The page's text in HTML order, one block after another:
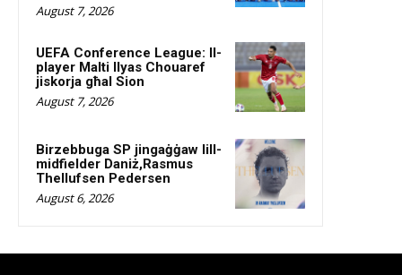
August 7, 2026
UEFA Conference League: Il-
player Malti Ilyas Chouaref
jiskorja għal Sion
August 7, 2026
Birzebbuga SP jingaġġaw lill-
midfielder Daniż,Rasmus
Thellufsen Pedersen
August 6, 2026